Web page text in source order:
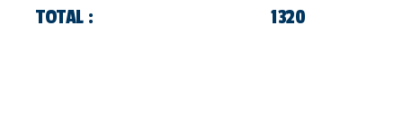
TOTAL : 1320